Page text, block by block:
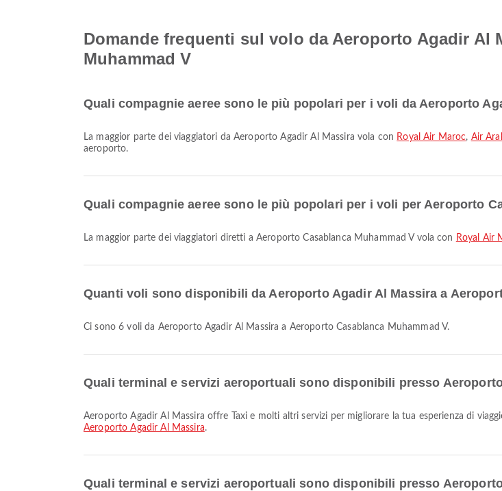
Domande frequenti sul volo da Aeroporto Agadir Al
Muhammad V
Quali compagnie aeree sono le più popolari per i voli da Aeroporto
La maggior parte dei viaggiatori da Aeroporto Agadir Al Massira vola con Royal Air Maroc, Air
aeroporto.
Quali compagnie aeree sono le più popolari per i voli per Aeroporto
La maggior parte dei viaggiatori diretti a Aeroporto Casablanca Muhammad V vola con Royal Air
Quanti voli sono disponibili da Aeroporto Agadir Al Massira a
Ci sono 6 voli da Aeroporto Agadir Al Massira a Aeroporto Casablanca Muhammad V.
Quali terminal e servizi aeroportuali sono disponibili presso
Aeroporto Agadir Al Massira offre Taxi e molti altri servizi per migliorare la tua esperienza di
Aeroporto Agadir Al Massira.
Quali terminal e servizi aeroportuali sono disponibili presso